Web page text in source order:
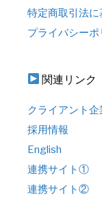
特定商取引法
プライバシーポ
関連リンク
クライアント企
採用情報
English
連携サイト①
連携サイト②